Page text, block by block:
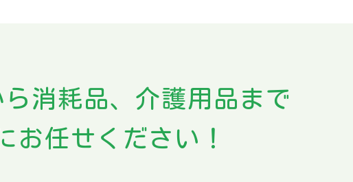
消耗品、介護用品まで
お任せください！